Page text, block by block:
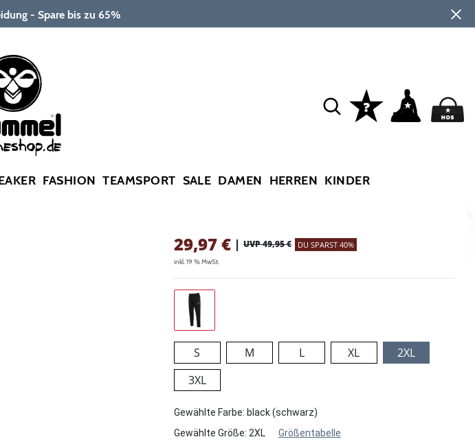
- Spare bis zu 65%
FASHION TEAMSPORT SALE DAMEN HERREN KINDER
29,97€ | UVP 49,95 € DU SPARST 40%
inkl. 19 % MwSt.
S M L XL
2XL
3XL
Gewählte Farbe: black (schwarz)
Gewählte Größe: 2XL Größentabelle